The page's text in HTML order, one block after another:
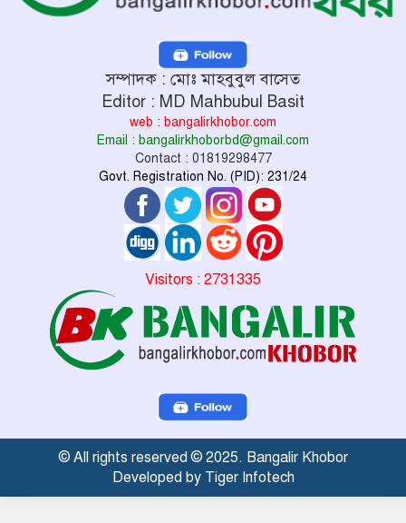
সম্পাদক : মোঃ মাহবুবুল বাসেত
Editor : MD Mahbubul Basit
web : bangalirkhobor.com
Email : bangalirkhoborbd@gmail.com
Contact : 01819298477
Govt. Registration No. (PID): 231/24
Visitors : 2731335
© All rights reserved © 2025. Bangalir Khobor
Developed by Tiger Infotech